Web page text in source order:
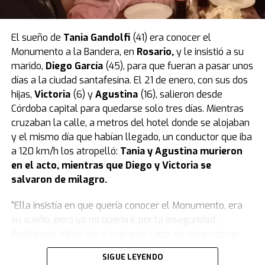
pero la mujer es investigada por
homicidio calificado.
La tatuadora fue grabada un día antes
mientras compraba el veneno en un
supermercado
Según reveló el medio Metrópoles, el momento en que
la tatuadora compró el veneno con el que habría
matado a su bebé quedó registrado por las cámaras de
seguridad de un local de mascotas de la zona este de
San Pablo.
en un supermercado un día antes de la muerte de su
hijo. (Foto: captura).
La mujer hizo la compra el lunes alrededor de las 15:30,
un día antes de la muerte de su hijo, por lo que los
El sueño de Tania Gandolfi(41) era conocer el
Monumento a la Bandera, en Rosario,y le insistió a su
marido, Diego García(45), para que fueran a pasar unos
días a la ciudad santafesina. El 21 de enero, con sus dos
hijas, Victoria (6) yAgustina (16), salieron desde
Córdoba capital para quedarse solo tres días. Mientras
cruzaban la calle, a metros del hotel donde se alojaban
y el mismo día que habían llegado, un conductor que iba
a 120 km/h los atropelló: Tania y Agustina murieron
en el acto, mientras que Diego y Victoria se
salvaron de milagro.
“Ella insistía en que quería conocer el Monumento, era
su sueño, pero yo no quería ir por la inseguridad.
explicarlo. Para darle el gusto, fuimos ahí.Fue el peor
”, se lamentó Diego en una emotiva
SIGUE LEYENDO